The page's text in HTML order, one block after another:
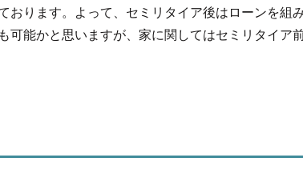
おります。よって、セミリタイア後はローンを組
可能かと思いますが、家に関してはセミリタイア